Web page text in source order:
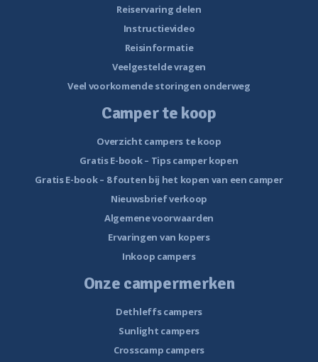
Reiservaring delen
Instructievideo
Reisinformatie
Veelgestelde vragen
Veel voorkomende storingen onderweg
Camper te koop
Overzicht campers te koop
Gratis E-book – Tips camper kopen
Gratis E-book – 8 fouten bij het kopen van een camper
Nieuwsbrief verkoop
Algemene voorwaarden
Ervaringen van kopers
Inkoop campers
Onze campermerken
Dethleffs campers
Sunlight campers
Crosscamp campers